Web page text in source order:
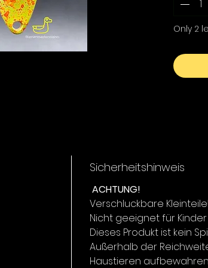
eignet.
volle
und
PIRICA
um
Only 2
Sicherheitshinweis
ACHTUNG!
Verschluckbare Kleinteile!
Nicht geeignet für
Dieses Produkt ist kein
Außerhalb der
Haustieren